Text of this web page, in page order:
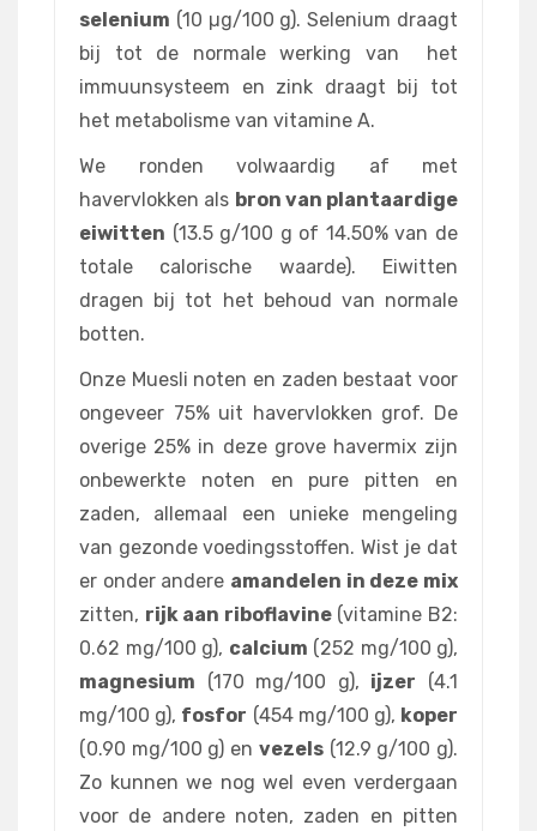
selenium (10 µg/100 g). Selenium draagt
bij tot de normale werking van het
immuunsysteem en zink draagt bij tot
het metabolisme van vitamine A.
We ronden volwaardig af met
havervlokken als bron van plantaardige
eiwitten (13.5 g/100 g of 14.50% van de
totale calorische waarde). Eiwitten
dragen bij tot het behoud van normale
botten.
Onze Muesli noten en zaden bestaat voor
ongeveer 75% uit havervlokken grof. De
overige 25% in deze grove havermix zijn
onbewerkte noten en pure pitten en
zaden, allemaal een unieke mengeling
van gezonde voedingsstoffen. Wist je dat
er onder andere amandelen in deze mix
zitten, rijk aan riboflavine(vitamine B2:
0.62 mg/100 g), calcium (252 mg/100 g),
magnesium (170 mg/100 g), ijzer (4.1
mg/100 g), fosfor (454 mg/100 g), koper
(0.90 mg/100 g) en vezels(12.9 g/100 g).
Zo kunnen we nog wel even verdergaan
voor de andere noten, zaden en pitten